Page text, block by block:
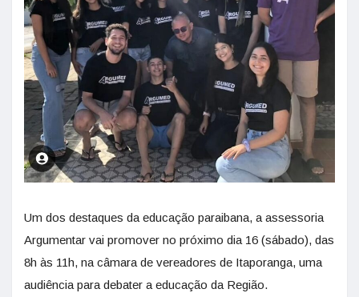
Um dos destaques da educação paraibana, a assessoria
Argumentar vai promover no próximo dia 16 (sábado), das
8h às 11h, na câmara de vereadores de Itaporanga, uma
audiência para debater a educação da Região.